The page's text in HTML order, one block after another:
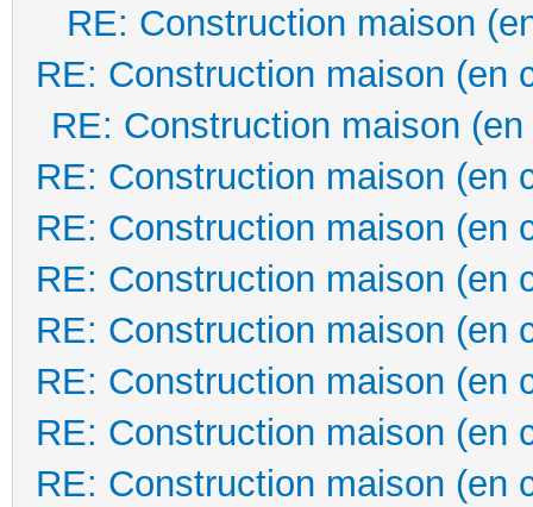
RE: Construction maison
RE: Construction maison (en
RE: Construction maison
RE: Construction maison (en
RE: Construction maison (en
RE: Construction maison (en
RE: Construction maison (en
RE: Construction maison (en
RE: Construction maison (en
RE: Construction maison (en